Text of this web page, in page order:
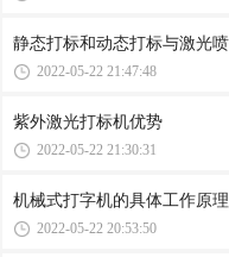
静态打标和动态打标与激光
2022-05-22 21:47:48
紫外激光打标机优势
2022-05-22 21:30:31
机械式打字机的具体工作原
2022-05-22 20:53:50